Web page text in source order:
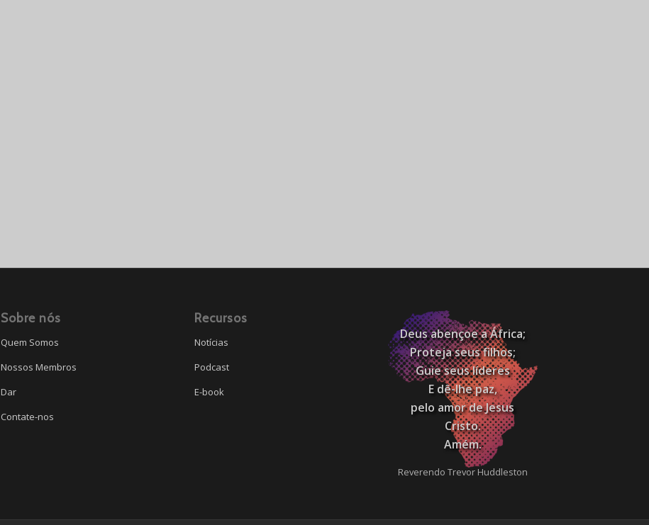
Sobre nós
Quem Somos
Nossos Membros
Dar
Contate-nos
Recursos
Notícias
Podcast
E-book
Deus abençoe a África;
Proteja seus filhos;
Guie seus líderes
E dê-lhe paz,
pelo amor de Jesus
Cristo.
Amém.
Reverendo Trevor Huddleston